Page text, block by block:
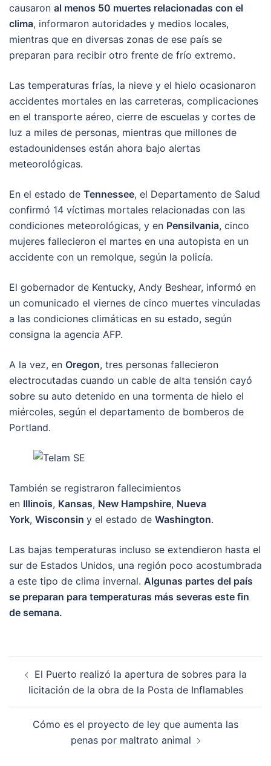
causaron al menos 50 muertes relacionadas con el
clima, informaron autoridades y medios locales,
mientras que en diversas zonas de ese país se
preparan para recibir otro frente de frío extremo.
Las temperaturas frías, la nieve y el hielo ocasionaron
accidentes mortales en las carreteras, complicaciones
en el transporte aéreo, cierre de escuelas y cortes de
luz a miles de personas, mientras que millones de
estadounidenses están ahora bajo alertas
meteorológicas.
En el estado de Tennessee, el Departamento de Salud
confirmó 14 víctimas mortales relacionadas con las
condiciones meteorológicas, y en Pensilvania, cinco
mujeres fallecieron el martes en una autopista en un
accidente con un remolque, según la policía.
El gobernador de Kentucky, Andy Beshear, informó en
un comunicado el viernes de cinco muertes vinculadas
a las condiciones climáticas en su estado, según
consigna la agencia AFP.
A la vez, en Oregon, tres personas fallecieron
electrocutadas cuando un cable de alta tensión cayó
sobre su auto detenido en una tormenta de hielo el
miércoles, según el departamento de bomberos de
Portland.
También se registraron fallecimientos
en Illinois, Kansas, New Hampshire, Nueva
York, Wisconsin y el estado de Washington.
Las bajas temperaturas incluso se extendieron hasta el
sur de Estados Unidos, una región poco acostumbrada
a este tipo de clima invernal. Algunas partes del país
se preparan para temperaturas más severas este fin
de semana.
navigation
El Puerto realizó la apertura de sobres para la
licitación de la obra de la Posta de Inflamables
Cómo es el proyecto de ley que aumenta las
penas por maltrato animal